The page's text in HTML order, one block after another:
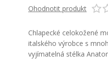
Ohodnotit produkt
Chlapecké celokožené
italského výrobce s
vyjímatelná stélka